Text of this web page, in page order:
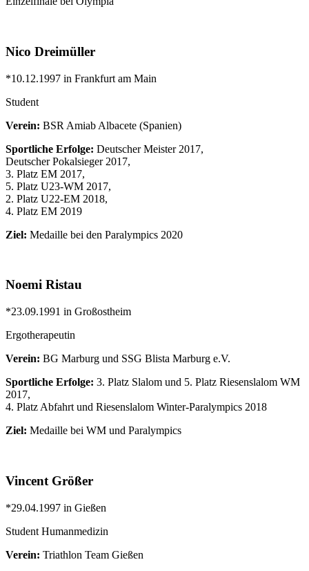
Nico Dreimüller
*10.12.1997 in Frankfurt am Main
Student
Verein: BSR Amiab Albacete (Spanien)
Sportliche Erfolge: Deutscher Meister 2017,
Deutscher Pokalsieger 2017,
3. Platz EM 2017,
5. Platz U23-WM 2017,
2. Platz U22-EM 2018,
4. Platz EM 2019
Ziel: Medaille bei den Paralympics 2020
Noemi Ristau
*23.09.1991 in Großostheim
Ergotherapeutin
Verein: BG Marburg und SSG Blista Marburg e.V.
Sportliche Erfolge: 3. Platz Slalom und 5. Platz Riesenslalom WM
2017,
4. Platz Abfahrt und Riesenslalom Winter-Paralympics 2018
Ziel: Medaille bei WM und Paralympics
Vincent Größer
*29.04.1997 in Gießen
Student Humanmedizin
Verein: Triathlon Team Gießen